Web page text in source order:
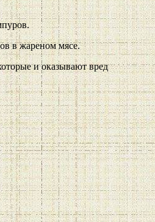
в жареном мясе.
и оказывают вред